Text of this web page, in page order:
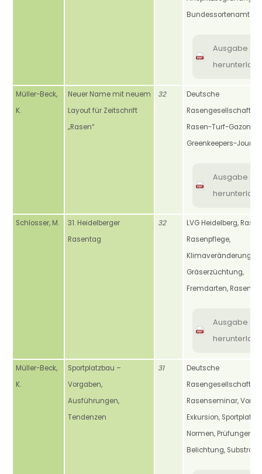
Bundessortenamt
Ausgabe
Müller-Beck,
K.
Neuer Name mit neuem
Layout für Zeitschrift
„Rasen“
32
Deutsche
Rasengesellschaft,
Rasen-Turf-Gazon,
Greenkeepers-
Ausgabe
Schlosser, M.
31. Heidelberger
Rasentag
32
LVG Heidelberg,
Rasenpflege,
Klimaveränderung,
Gräserzüchtung,
Fremdarten,
Ausgabe
Müller-Beck,
K.
Sportplatzbau –
Vorgaben,
Ausführungen,
Tendenzen
31
Deutsche
Rasengesellschaft,
Rasenseminar,
Exkursion,
Normen, Prüfungen,
Belichtung, Substrate